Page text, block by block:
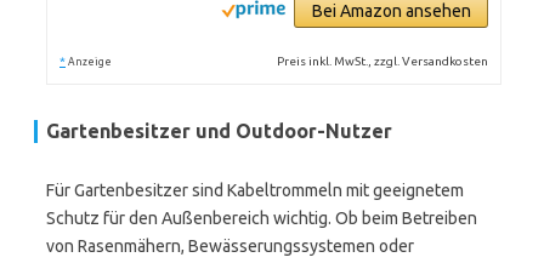
Bei Amazon ansehen
* Anzeige Preis inkl. MwSt., zzgl. Versandkosten
Gartenbesitzer und Outdoor-Nutzer
Für Gartenbesitzer sind Kabeltrommeln mit geeignetem
Schutz für den Außenbereich wichtig. Ob beim Betreiben
von Rasenmähern, Bewässerungssystemen oder